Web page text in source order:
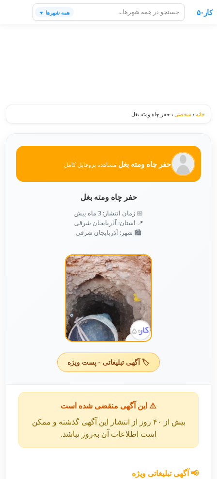
کار۵۰ همه شهرها ▼
خانه › شخصی › حفر چاه ومته بغل
حفر چاه ومته بغل مشاهده پروفایل کامل
حفر چاه ومته بغل
📅 زمان انتشار: 3 ماه پیش
📍 استان: آذربایجان شرقی
🏙️ شهر: آذربایجان شرقی
🏷️ آگهی تبلیغاتی - پست ویژه
⚠️ این آگهی منقضی شده است
بیش از ۴۰ روز از انتشار این آگهی گذشته و ممکن
است اطلاعات آن به‌روز نباشد.
📢 آگهی تبلیغاتی ویژه